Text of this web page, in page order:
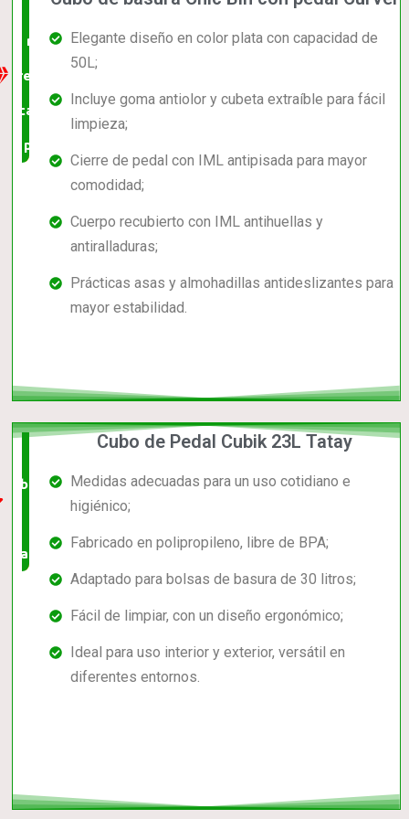
La
mejor
relación
calidad-
precio
Elegante diseño en color plata con capacidad de
50L;
Incluye goma antiolor y cubeta extraíble para fácil
limpieza;
Cierre de pedal con IML antipisada para mayor
comodidad;
Cuerpo recubierto con IML antihuellas y
antiralladuras;
Prácticas asas y almohadillas antideslizantes para
mayor estabilidad.
barato,
valorado!
Cubo de Pedal Cubik 23L Tatay
Medidas adecuadas para un uso cotidiano e
higiénico;
Fabricado en polipropileno, libre de BPA;
Adaptado para bolsas de basura de 30 litros;
Fácil de limpiar, con un diseño ergonómico;
Ideal para uso interior y exterior, versátil en
diferentes entornos.